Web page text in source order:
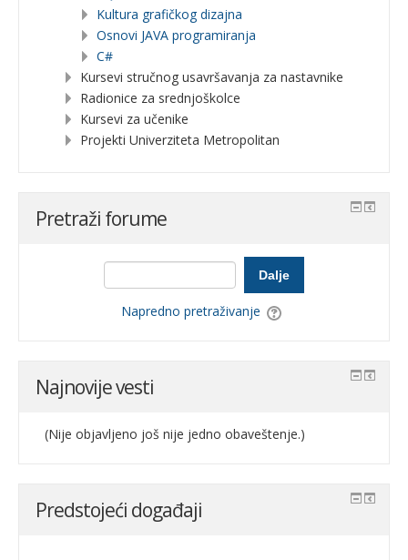
Kultura grafičkog dizajna
Osnovi JAVA programiranja
C#
Kursevi stručnog usavršavanja za nastavnike
Radionice za srednjoškolce
Kursevi za učenike
Projekti Univerziteta Metropolitan
Pretraži forume
Dalje
Napredno pretraživanje
Najnovije vesti
(Nije objavljeno još nije jedno obaveštenje.)
Predstojeći događaji